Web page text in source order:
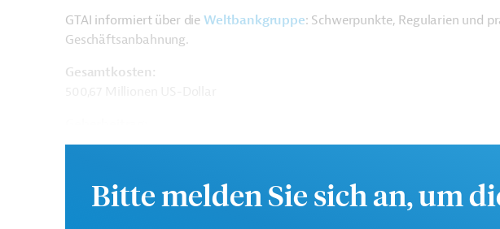
GTAI informiert über die Weltbankgruppe: Schwerpunkte, Regularien und
Geschäftsanbahnung.
Gesamtkosten:
350 Millionen US-Dollar (IBRD, Darlehen)
Kontaktadressen
Bitte melden Sie sich an, um